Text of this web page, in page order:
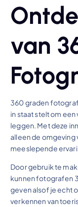
van
360 graden
in staat stelt om
leggen. Met deze
alleen de omgeving
meeslepende
Door gebruik te
kunnen fotografen
geven alsof je echt
verkennen van